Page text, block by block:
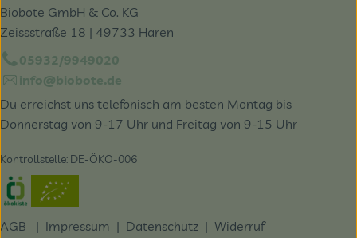
Biobote GmbH & Co. KG
Zeissstraße 18 | 49733 Haren
05932/9949020
info@biobote.de
Du erreichst uns telefonisch am besten Montag bis
Donnerstag von 9-17 Uhr und Freitag von 9-15 Uhr
Kontrollstelle: DE-ÖKO-006
Externer Link zu https://www.oekokiste.de/
AGB | Impressum | Datenschutz | Widerruf